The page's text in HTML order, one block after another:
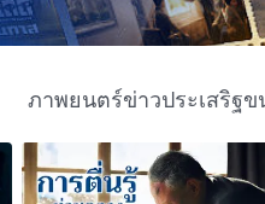
ภาพยนตร์ข่าวประเสริฐ